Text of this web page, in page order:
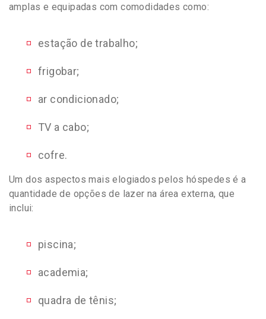
amplas e equipadas com comodidades como:
estação de trabalho;
frigobar;
ar condicionado;
TV a cabo;
cofre.
Um dos aspectos mais elogiados pelos hóspedes é a
quantidade de opções de lazer na área externa, que
inclui:
piscina;
academia;
quadra de tênis;